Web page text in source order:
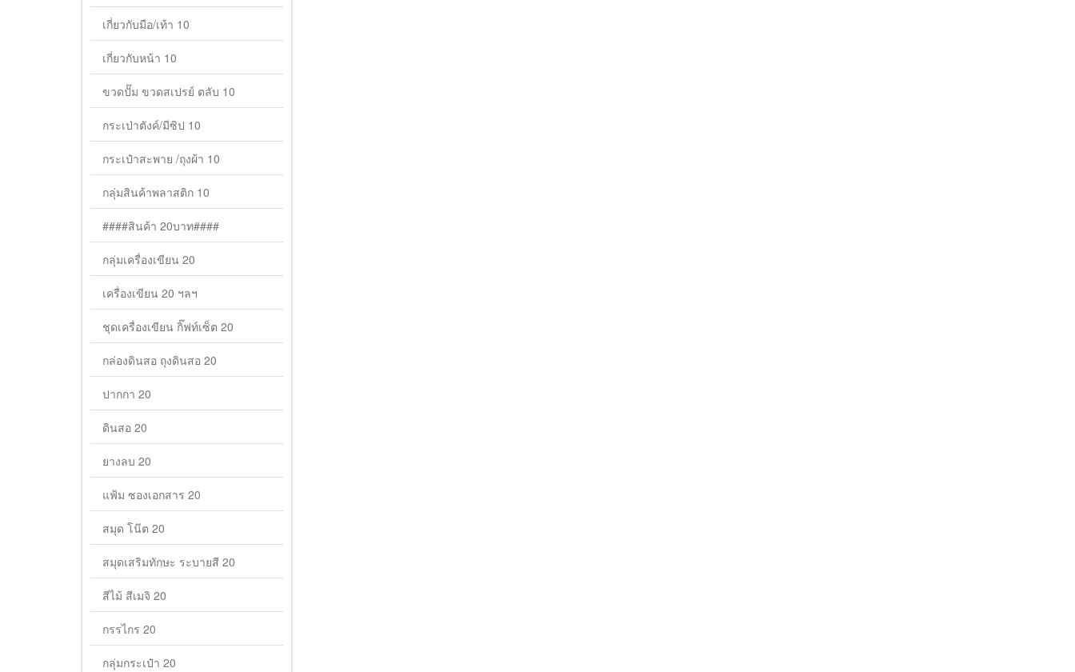
เกี่ยวกับมือ/เท้า 10
เกี่ยวกับหน้า 10
ขวดปั๊ม ขวดสเปรย์ ตลับ 10
กระเป่าตังค์/มีซิป 10
กระเป๋าสะพาย /ถุงผ้า 10
กลุ่มสินค้าพลาสติก 10
####สินค้า 20บาท####
กลุ่มเครื่องเขียน 20
เครื่องเขียน 20 ฯลฯ
ชุดเครื่องเขียน กิ๊ฟท์เซ็ต 20
กล่องดินสอ ถุงดินสอ 20
ปากกา 20
ดินสอ 20
ยางลบ 20
แฟ้ม ซองเอกสาร 20
สมุด โน๊ต 20
สมุดเสริมทักษะ ระบายสี 20
สีไม้ สีเมจิ 20
กรรไกร 20
กลุ่มกระเป๋า 20